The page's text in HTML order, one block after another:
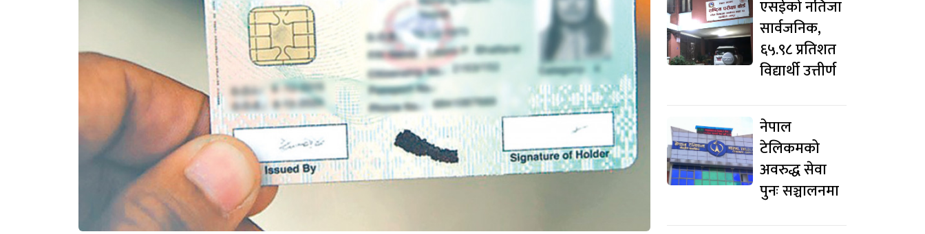
एसईको नतिजा
सार्वजनिक,
६५.९८ प्रतिशत
विद्यार्थी उत्तीर्ण
नेपाल
टेलिकमको
अवरुद्ध सेवा
पुनः सञ्चालनमा